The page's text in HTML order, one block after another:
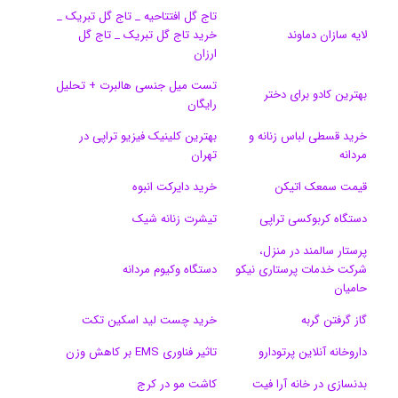
ا
گ
ر
م
m
م
لایه سازان دماوند
تاج گل افتتاحیه _ تاج گل تبریک _
خرید تاج گل تبریک _ تاج گل
ارزان
بهترین کادو برای دختر
تست میل جنسی هالبرت + تحلیل
رایگان
خرید قسطی لباس زنانه و
مردانه
بهترین کلینیک فیزیو تراپی در
تهران
قیمت سمعک اتیکن
خرید دایرکت انبوه
دستگاه کربوکسی تراپی
تیشرت زنانه شیک
پرستار سالمند در منزل،
شرکت خدمات پرستاری نیکو
حامیان
دستگاه وکیوم مردانه
گاز گرفتن گربه
خرید چست لید اسکین تکت
داروخانه آنلاین پرتودارو
تاثیر فناوری EMS بر کاهش وزن
بدنسازی در خانه آرا فیت
کاشت مو در کرج